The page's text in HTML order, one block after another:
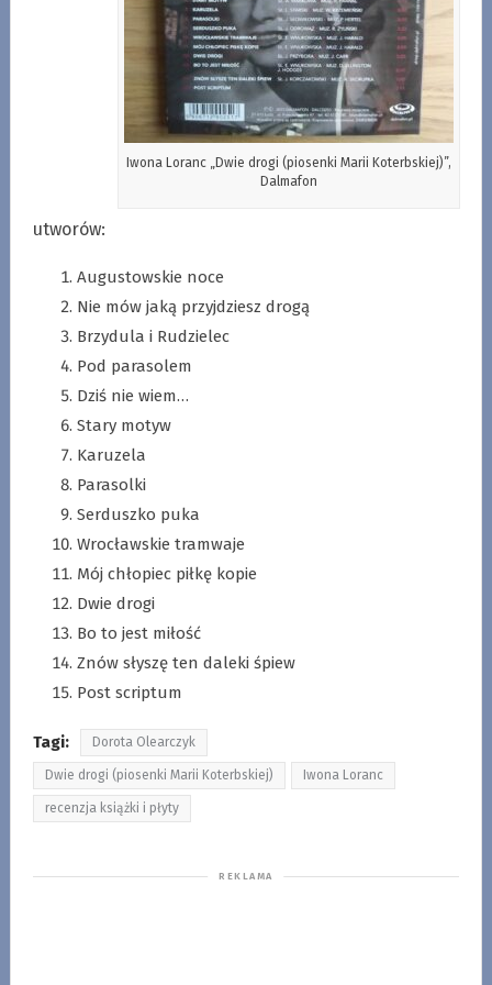
Iwona Loranc „Dwie drogi (piosenki Marii Koterbskiej)”,
Dalmafon
utworów:
Augustowskie noce
Nie mów jaką przyjdziesz drogą
Brzydula i Rudzielec
Pod parasolem
Dziś nie wiem…
Stary motyw
Karuzela
Parasolki
Serduszko puka
Wrocławskie tramwaje
Mój chłopiec piłkę kopie
Dwie drogi
Bo to jest miłość
Znów słyszę ten daleki śpiew
Post scriptum
Tagi: Dorota Olearczyk
Dwie drogi (piosenki Marii Koterbskiej) Iwona Loranc
recenzja książki i płyty